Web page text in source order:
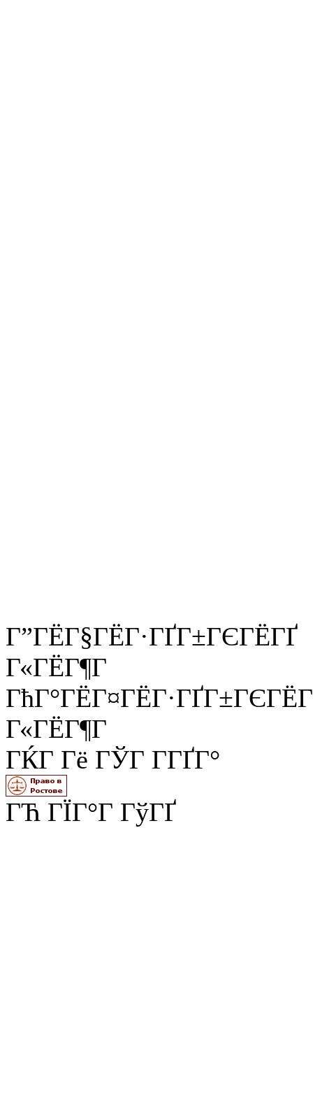
Г”ГЁГ§ГЁГ·ГҐГ±ГЄГЁГҐ
Г«ГЁГ¶Г
Г«ГЁГ¶Г
ГЌГ Гё ГЎГ Г­ГҐГ°
ГЋ ГЇГ°Г ГўГҐ